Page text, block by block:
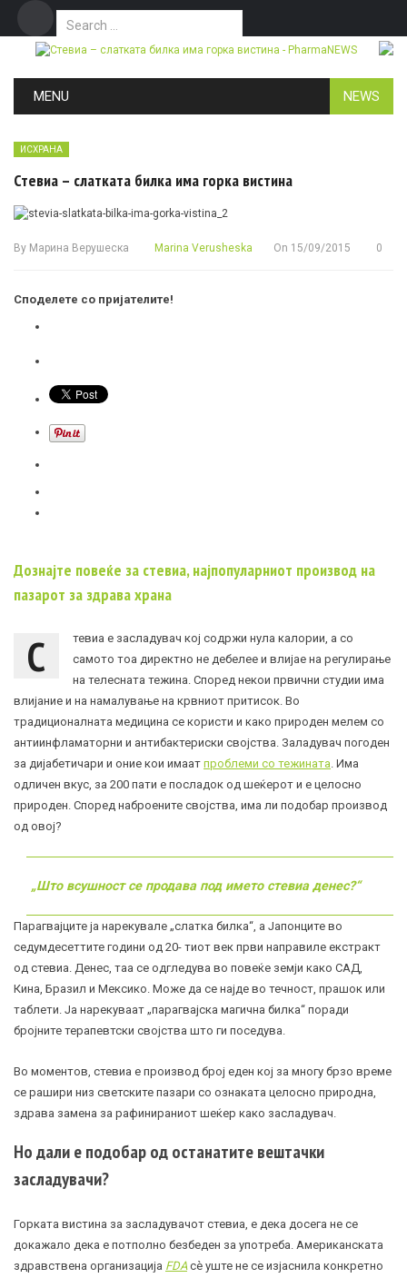
Search for:
MENU NEWS
ИСХРАНА
Стевиа – слатката билка има горка вистина
By Марина Верушеска Marina Verusheska On 15/09/2015 0
Споделете со пријателите!
Дознајте повеќе за стевиа, најпопуларниот производ на
пазарот за здрава храна
С
тевиа е засладувач кој содржи нула калории, а со
самото тоа директно не дебелее и влијае на регулирање
на телесната тежина. Според некои првични студии има
влијание и на намалување на крвниот притисок. Во
традиционалната медицина се користи и како природен мелем со
антиинфламаторни и антибактериски својства. Заладувач погоден
за дијабетичари и оние кои имаат проблеми со тежината . Има
одличен вкус, за 200 пати е посладок од шеќерот и е целосно
природен. Според наброените својства, има ли подобар производ
од овој?
„Што всушност се продава под името стевиа денес?“
Парагвајците ја нарекувале „слатка билка“, а Јапонците во
седумдесеттите години од 20- тиот век први направиле екстракт
од стевиа. Денес, таа се одгледува во повеќе земји како САД,
Кина, Бразил и Мексико. Може да се најде во течност, прашок или
таблети. Ја нарекуваат „парагвајска магична билка“ поради
бројните терапевтски својства што ги поседува.
Во моментов, стевиа е производ број еден кој за многу брзо време
се рашири низ светските пазари со ознаката целосно природна,
здрава замена за рафинираниот шеќер како засладувач.
Но дали е подобар од останатите вештачки
засладувачи?
Горката вистина за засладувачот стевиа, е дека досега не се
докажало дека е потполно безбеден за употреба. Американската
здравствена организација FDAсѐ уште не се изјаснила конкретно